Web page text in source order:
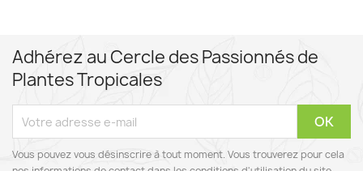
Adhérez au Cercle des Passionnés de
Plantes Tropicales
Vous pouvez vous désinscrire à tout moment. Vous trouverez pour cela